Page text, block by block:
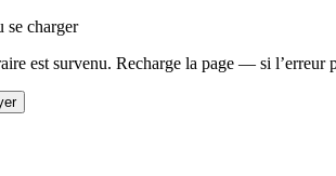
se charger
est survenu. Recharge la page — si